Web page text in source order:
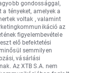
gondossággal,
tényeket, amelyek a
voltak , valamint
az
figyelembevétele
elő befektetési
semmilyen
vásárlási
Az XTB S.A. nem